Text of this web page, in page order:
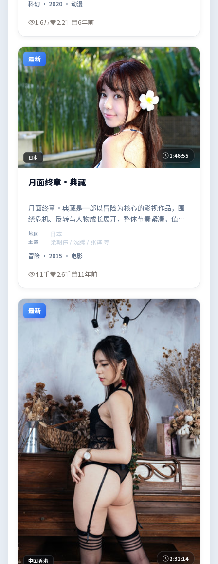
科幻 · 2020 · 动漫
1.6万 2.2千 6年前
最新
日本 1:46:55
月面终章·典藏
月面终章·典藏是一部以冒险为核心的影视作品，围
绕危机、反转与人物成长展开，整体节奏紧凑，值得
推荐观看。
地区 日本
主演
梁朝伟 / 沈腾 / 张译 等
冒险 · 2015 · 电影
4.1千 2.6千 11年前
最新
中国香港 2:31:14